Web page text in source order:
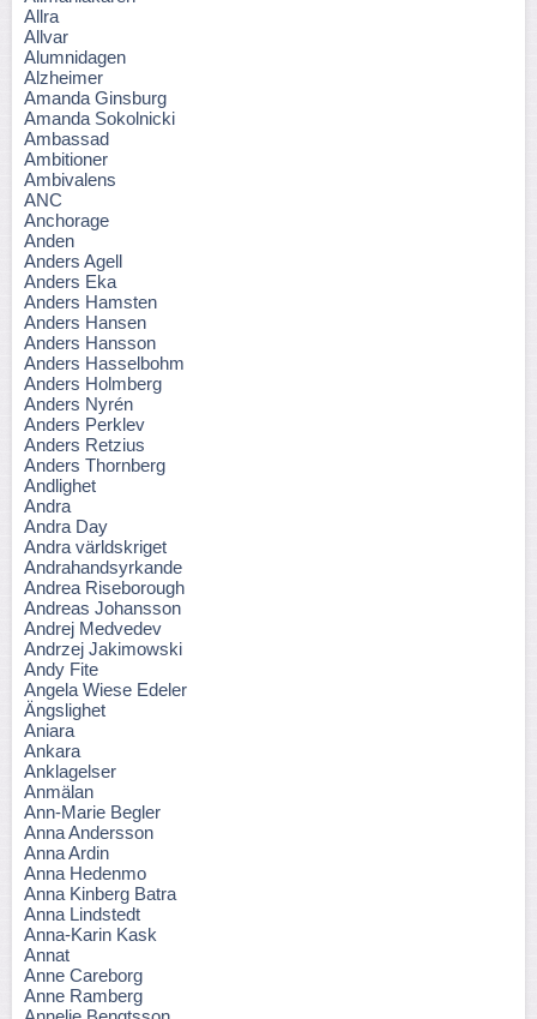
Allra
Allvar
Alumnidagen
Alzheimer
Amanda Ginsburg
Amanda Sokolnicki
Ambassad
Ambitioner
Ambivalens
ANC
Anchorage
Anden
Anders Agell
Anders Eka
Anders Hamsten
Anders Hansen
Anders Hansson
Anders Hasselbohm
Anders Holmberg
Anders Nyrén
Anders Perklev
Anders Retzius
Anders Thornberg
Andlighet
Andra
Andra Day
Andra världskriget
Andrahandsyrkande
Andrea Riseborough
Andreas Johansson
Andrej Medvedev
Andrzej Jakimowski
Andy Fite
Angela Wiese Edeler
Ängslighet
Aniara
Ankara
Anklagelser
Anmälan
Ann-Marie Begler
Anna Andersson
Anna Ardin
Anna Hedenmo
Anna Kinberg Batra
Anna Lindstedt
Anna-Karin Kask
Annat
Anne Careborg
Anne Ramberg